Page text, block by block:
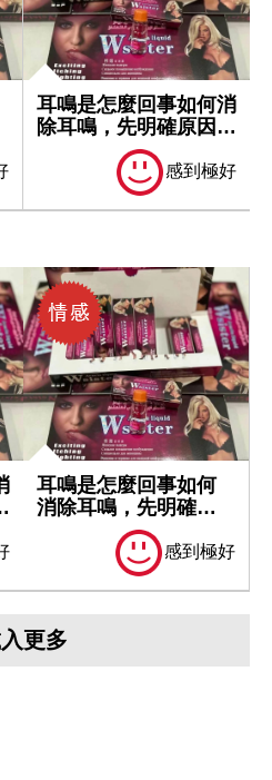
耳鳴是怎麼回事如何消
除耳鳴，先明確原因再
感到極好
耳鳴是怎麼回事如何
消除耳鳴，先明確原
感到極好
更多